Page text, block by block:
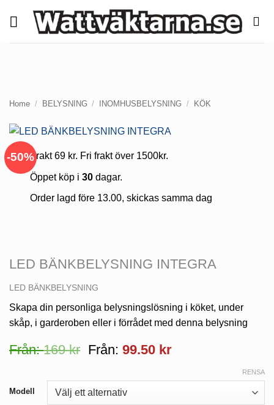
Home / BELYSNING / INOMHUSBELYSNING / KÖK
-50%Frakt 69 kr. Fri frakt över 1500kr.
Öppet köp i 30dagar.
Order lagd före 13.00, skickas samma dag
LED BÄNKBELYSNING INTEGRA
LED BÄNKBELYSNING
Skapa din personliga belysningslösning i köket, under
skåp, i garderoben eller i förrådet med denna belysning
Från:169kr Från: 99.50 kr
Modell
RENSA